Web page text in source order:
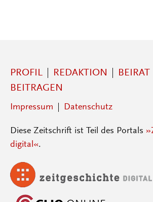
PROFIL REDAKTION BEIRAT
BEITRAGEN
Impressum Datenschutz
Diese Zeitschrift ist Teil des Portals
digital«.